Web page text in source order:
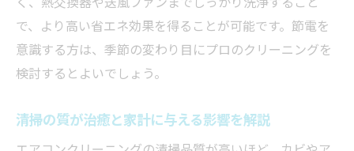
で、より高い省エネ効果を得ることが可能です。節電を
意識する方は、季節の変わり目にプロのクリーニングを
検討するとよいでしょう。
清掃の質が治癒と家計に与える影響を解説